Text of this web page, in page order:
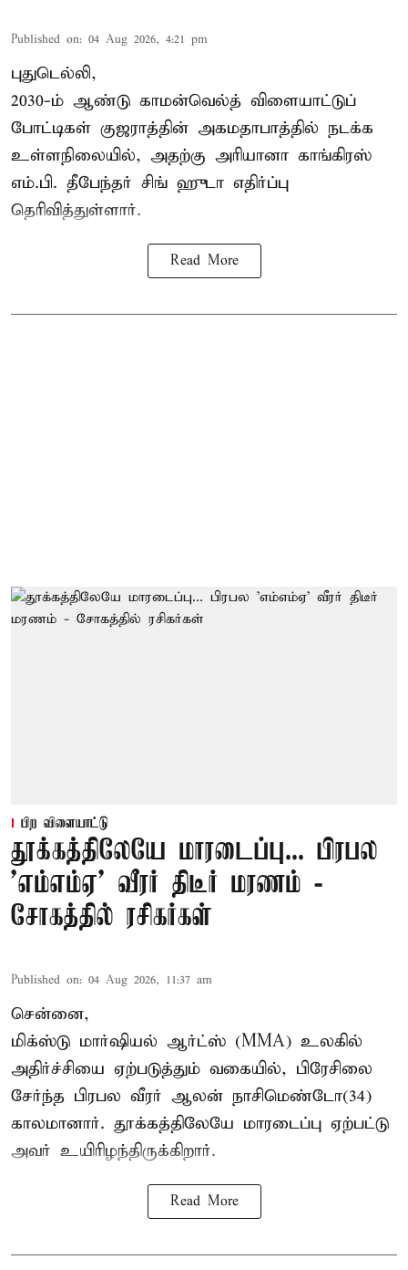
Published on: 04 Aug 2026, 4:21 pm
புதுடெல்லி,
2030-ம் ஆண்டு காமன்வெல்த் விளையாட்டுப்
போட்டிகள் குஜராத்தின் அகமதாபாத்தில் நடக்க
உள்ளநிலையில், அதற்கு அரியானா காங்கிரஸ்
எம்.பி. தீபேந்தர் சிங் ஹுடா எதிர்ப்பு
தெரிவித்துள்ளார்.
Read More
பிற விளையாட்டு
தூக்கத்திலேயே மாரடைப்பு... பிரபல
’எம்எம்ஏ’ வீரர் திடீர் மரணம் -
சோகத்தில் ரசிகர்கள்
Published on: 04 Aug 2026, 11:37 am
சென்னை,
மிக்ஸ்டு மார்ஷியல் ஆர்ட்ஸ் (MMA) உலகில்
அதிர்ச்சியை ஏற்படுத்தும் வகையில், பிரேசிலை
சேர்ந்த பிரபல வீரர் ஆலன் நாசிமெண்டோ(34)
காலமானார். தூக்கத்திலேயே மாரடைப்பு ஏற்பட்டு
அவர் உயிரிழந்திருக்கிறார்.
Read More